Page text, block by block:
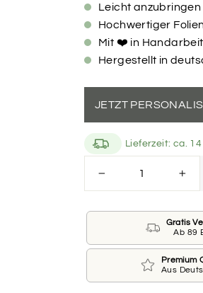
Leicht anzubringen
Hochwertiger
Mit ❤️ in
Hergestellt in
JETZT
Du kannst einen
Lieferzeit: ca.
Gratis
Ab 89
Premium
Aus